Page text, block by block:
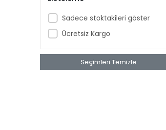
Kanal Temizlemeler
Kablo Sıyırmalar
Kablo Kesiciler
Sadece stoktakileri göster
Ücretsiz Kargo
Seçimleri Temizle